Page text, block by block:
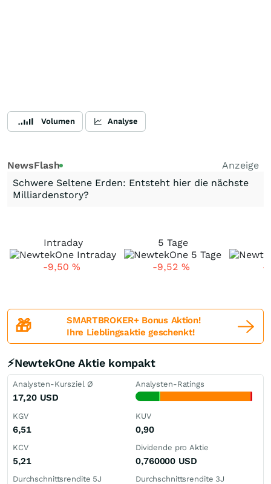
Volumen Analyse
NewsFlash
Anzeige
Schwere Seltene Erden: Entsteht hier die nächste
Milliardenstory?
Intraday
-9,50 %
5 Tage
-9,52 % -
🎁
SMARTBROKER+ Bonus Aktion!
Ihre Lieblingsaktie geschenkt!
⚡NewtekOne Aktie kompakt
Analysten-Kursziel Ø
17,20 USD
Analysten-Ratings
KGV
6,51
KUV
0,90
KCV
5,21
Dividende pro Aktie
0,760000 USD
Durchschnittsrendite 5J Durchschnittsrendite 3J